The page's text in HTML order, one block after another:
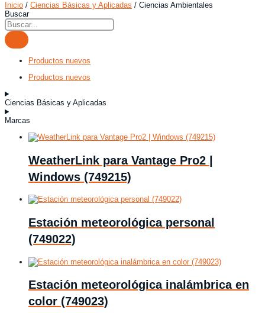
Inicio / Ciencias Básicas y Aplicadas / Ciencias Ambientales
Buscar
Productos nuevos
Productos nuevos
Ciencias Básicas y Aplicadas
Marcas
WeatherLink para Vantage Pro2 |
Windows (749215)
Estación meteorológica personal
(749022)
Estación meteorológica inalámbrica en
color (749023)